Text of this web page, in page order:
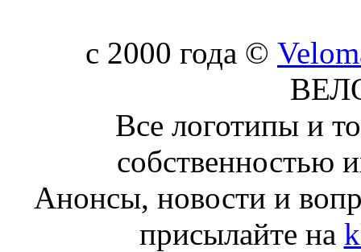
c 2000 года ©
Все логотипы и
собственностью
Анонсы, новости и
присылайте на